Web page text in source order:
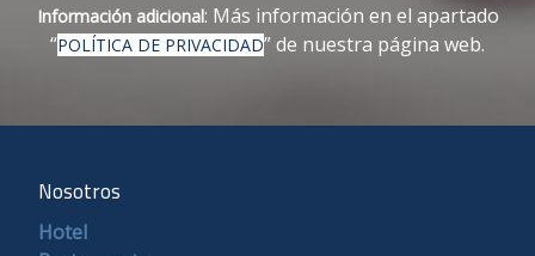
Información adicional: Más información en el apartado
“POLÍTICA DE PRIVACIDAD” de nuestra página web.
Nosotros
Hotel